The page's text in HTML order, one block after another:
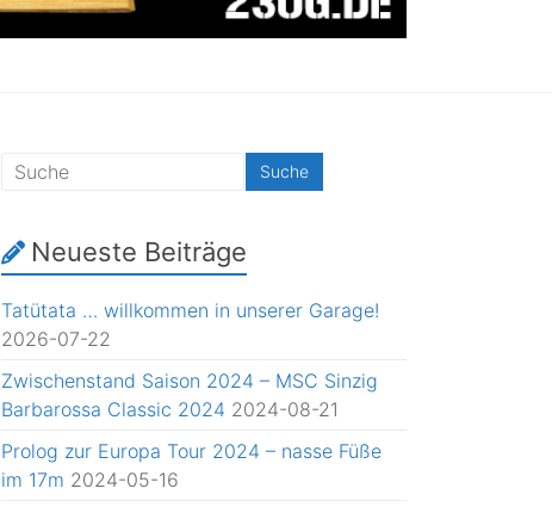
Neueste Beiträge
Tatütata … willkommen in unserer Garage!
2026-07-22
Zwischenstand Saison 2024 – MSC Sinzig
Barbarossa Classic 2024 2024-08-21
Prolog zur Europa Tour 2024 – nasse Füße
im 17m 2024-05-16